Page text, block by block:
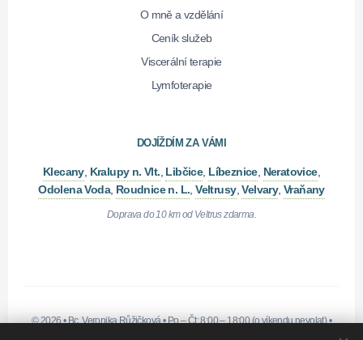
O mně a vzdělání
Ceník služeb
Viscerální terapie
Lymfoterapie
DOJÍŽDÍM ZA VÁMI
Klecany, Kralupy n. Vlt., Libčice, Líbeznice, Neratovice,
Odolena Voda, Roudnice n. L.,Veltrusy,Velvary, Vraňany
Doprava do 10 km od Veltrus zdarma.
© 2026 • Bc. Veronika Růžičková • Po – Čt: 8:00 – 18:00 (o víkendu nevolat)•